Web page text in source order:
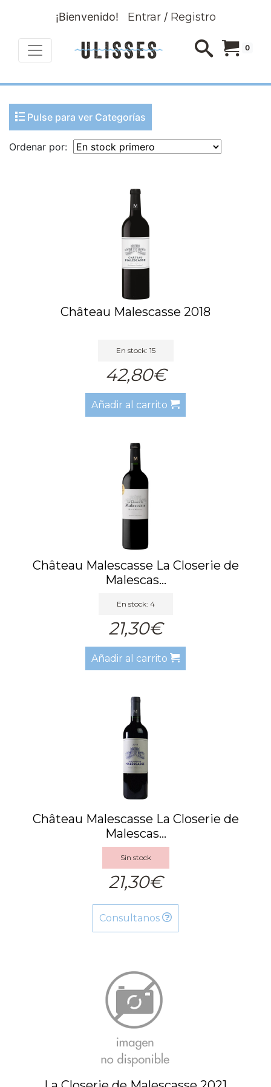
¡Bienvenido! Entrar/ Registro
0
Pulse para ver Categorías
Ordenar por:
Château Malescasse 2018
En stock: 15
42,80€
Añadir al carrito
Château Malescasse La Closerie de
Malescas...
En stock: 4
21,30€
Añadir al carrito
Château Malescasse La Closerie de
Malescas...
Sin stock
21,30€
Consultanos